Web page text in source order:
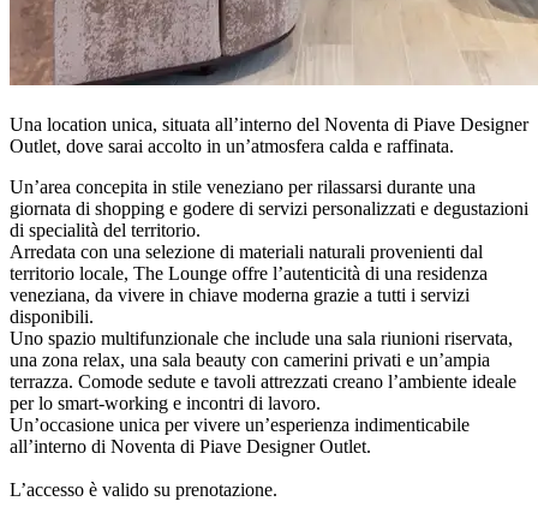
Una location unica, situata all’interno del Noventa di Piave Designer
Outlet, dove sarai accolto in un’atmosfera calda e raffinata.
Un’area concepita in stile veneziano per rilassarsi durante una
giornata di shopping e godere di servizi personalizzati e degustazioni
di specialità del territorio.
Arredata con una selezione di materiali naturali provenienti dal
territorio locale, The Lounge offre l’autenticità di una residenza
veneziana, da vivere in chiave moderna grazie a tutti i servizi
disponibili.
Uno spazio multifunzionale che include una sala riunioni riservata,
una zona relax, una sala beauty con camerini privati e un’ampia
terrazza. Comode sedute e tavoli attrezzati creano l’ambiente ideale
per lo smart-working e incontri di lavoro.
Un’occasione unica per vivere un’esperienza indimenticabile
all’interno di Noventa di Piave Designer Outlet.
L’accesso è valido su prenotazione.